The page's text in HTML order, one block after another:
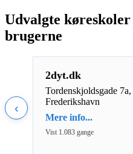
Udvalgte
brugerne
‹
2dyt.dk
Tordenskjoldsgade
Frederikshavn
Mere info...
Vist 1.083 gange